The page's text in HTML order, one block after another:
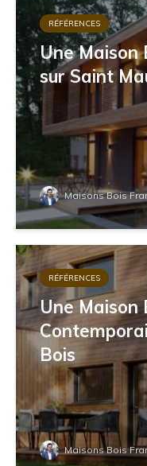
RÉFÉRENCES
Une Maison
sur Saint
Maisons Bois
RÉFÉRENCES
Une Maison
Bois
Maisons Bois